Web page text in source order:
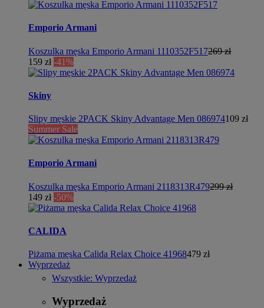
Emporio Armani
Koszulka męska Emporio Armani 1110352F517269 zł
159 zł -41%
Skiny
Slipy męskie 2PACK Skiny Advantage Men 086974109 zł
Summer Sale
Emporio Armani
Koszulka męska Emporio Armani 2118313R479299 zł
149 zł -50%
CALIDA
Piżama męska Calida Relax Choice 41968479 zł
Wyprzedaż
Wszystkie: Wyprzedaż
Wyprzedaż